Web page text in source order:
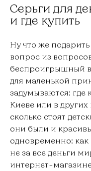
Серьги для
и где купить
Ну что же
вопрос из
беспроигрышный
для маленькой
задумываются: где
Киеве или в
сколько стоят
они были и
одновременно: как
не за все деньги
интернет-